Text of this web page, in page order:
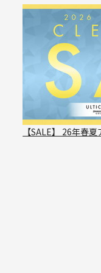
【SALE】 26年春